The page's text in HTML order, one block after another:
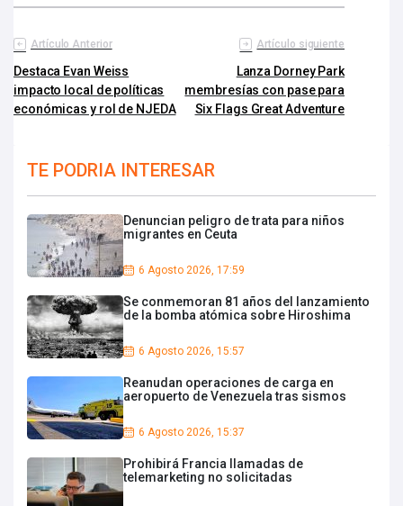
Artículo Anterior
Destaca Evan Weiss
impacto local de políticas
económicas y rol de NJEDA
Artículo siguiente
Lanza Dorney Park
membresías con pase para
Six Flags Great Adventure
TE PODRIA INTERESAR
Denuncian peligro de trata para niños
migrantes en Ceuta
6 Agosto 2026, 17:59
Se conmemoran 81 años del lanzamiento
de la bomba atómica sobre Hiroshima
6 Agosto 2026, 15:57
Reanudan operaciones de carga en
aeropuerto de Venezuela tras sismos
6 Agosto 2026, 15:37
Prohibirá Francia llamadas de
telemarketing no solicitadas